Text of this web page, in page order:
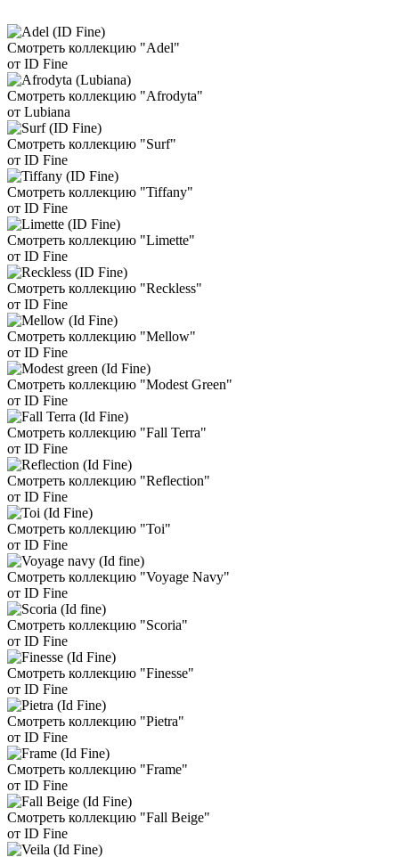
Смотреть коллекцию "Adel"
от ID Fine
Смотреть коллекцию "Afrodyta"
от Lubiana
Смотреть коллекцию "Surf"
от ID Fine
Смотреть коллекцию "Tiffany"
от ID Fine
Смотреть коллекцию "Limette"
от ID Fine
Смотреть коллекцию "Reckless"
от ID Fine
Смотреть коллекцию "Mellow"
от ID Fine
Смотреть коллекцию "Modest Green"
от ID Fine
Смотреть коллекцию "Fall Terra"
от ID Fine
Смотреть коллекцию "Reflection"
от ID Fine
Смотреть коллекцию "Toi"
от ID Fine
Смотреть коллекцию "Voyage Navy"
от ID Fine
Смотреть коллекцию "Scoria"
от ID Fine
Смотреть коллекцию "Finesse"
от ID Fine
Смотреть коллекцию "Pietra"
от ID Fine
Смотреть коллекцию "Frame"
от ID Fine
Смотреть коллекцию "Fall Beige"
от ID Fine